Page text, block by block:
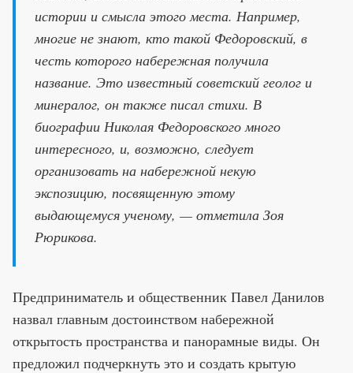
истории и смысла этого места. Например,
многие не знают, кто такой Федоровский, в
честь которого набережная получила
название. Это известный советский геолог и
минералог, он также писал стихи. В
биографии Николая Федоровского много
интересного, и, возможно, следует
организовать на набережной некую
экспозицию, посвященную этому
выдающемуся ученому, — отметила Зоя
Рюрикова.
Предприниматель и общественник Павел Данилов
назвал главным достоинством набережной
открытость пространства и панорамные виды. Он
предложил подчеркнуть это и создать крытую